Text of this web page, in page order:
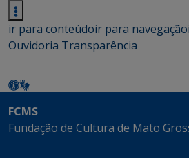
ir para conteúdoir para navegação
Ouvidoria Transparência
FCMS
Fundação de Cultura de Mato